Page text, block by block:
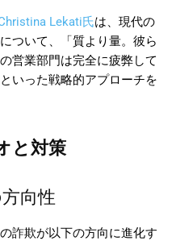
Lekati氏は、現代の
ついて、「質より量。彼ら
営業部門は完全に疲弊して
いった戦略的アプローチを
と対策
向性
詐欺が以下の方向に進化す